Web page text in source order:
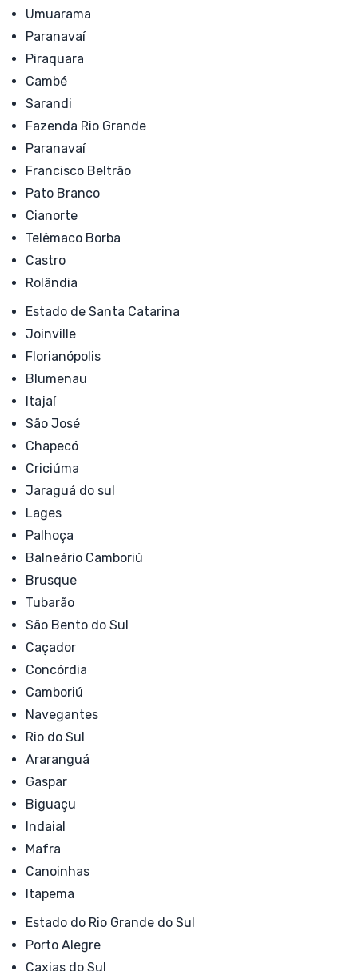
Umuarama
Paranavaí
Piraquara
Cambé
Sarandi
Fazenda Rio Grande
Paranavaí
Francisco Beltrão
Pato Branco
Cianorte
Telêmaco Borba
Castro
Rolândia
Estado de Santa Catarina
Joinville
Florianópolis
Blumenau
Itajaí
São José
Chapecó
Criciúma
Jaraguá do sul
Lages
Palhoça
Balneário Camboriú
Brusque
Tubarão
São Bento do Sul
Caçador
Concórdia
Camboriú
Navegantes
Rio do Sul
Araranguá
Gaspar
Biguaçu
Indaial
Mafra
Canoinhas
Itapema
Estado do Rio Grande do Sul
Porto Alegre
Caxias do Sul